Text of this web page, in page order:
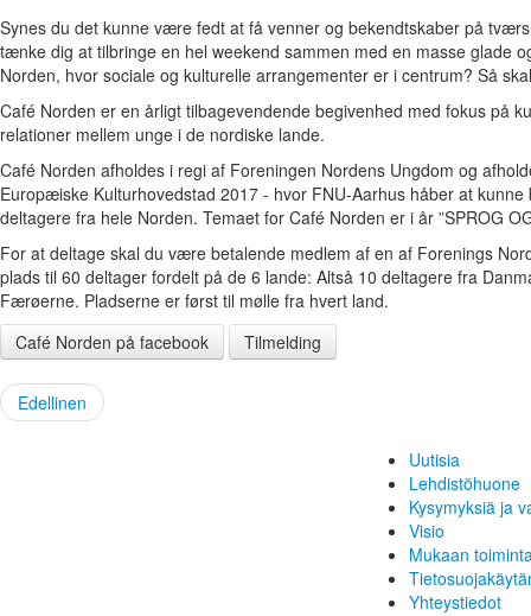
Synes du det kunne være fedt at få venner og bekendtskaber på
tænke dig at tilbringe en hel weekend sammen med en masse glade
Norden, hvor sociale og kulturelle arrangementer er i centrum? Så
Café Norden er en årligt tilbagevendende begivenhed med fokus på
relationer mellem unge i de nordiske lande.
Café Norden afholdes i regi af Foreningen Nordens Ungdom og
Europæiske Kulturhovedstad 2017 - hvor FNU-Aarhus håber at
deltagere fra hele Norden. Temaet for Café Norden er i år ”SPROG
For at deltage skal du være betalende medlem af en af Forenings
plads til 60 deltager fordelt på de 6 lande: Altså 10 deltagere fra
Færøerne. Pladserne er først til mølle fra hvert land.
Café Norden på facebook
Tilmelding
Edellinen
Uutisia
Lehdistöhuone
Kysymyksiä ja
Visio
Mukaan
Yhteystiedot